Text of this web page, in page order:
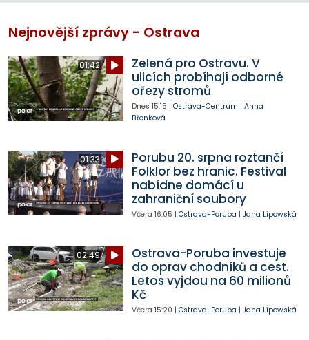
Nejnovější zprávy - Ostrava
01:42
Zelená pro Ostravu. V
ulicích probíhají odborné
ořezy stromů
Dnes 15:15 | Ostrava-Centrum | Anna
Břenková
01:33
Porubu 20. srpna roztančí
Folklor bez hranic. Festival
nabídne domácí u
zahraniční soubory
Včera 16:05 | Ostrava-Poruba | Jana Lipowská
02:49
Ostrava-Poruba investuje
do oprav chodníků a cest.
Letos vyjdou na 60 milionů
Kč
Včera 15:20 | Ostrava-Poruba | Jana Lipowská